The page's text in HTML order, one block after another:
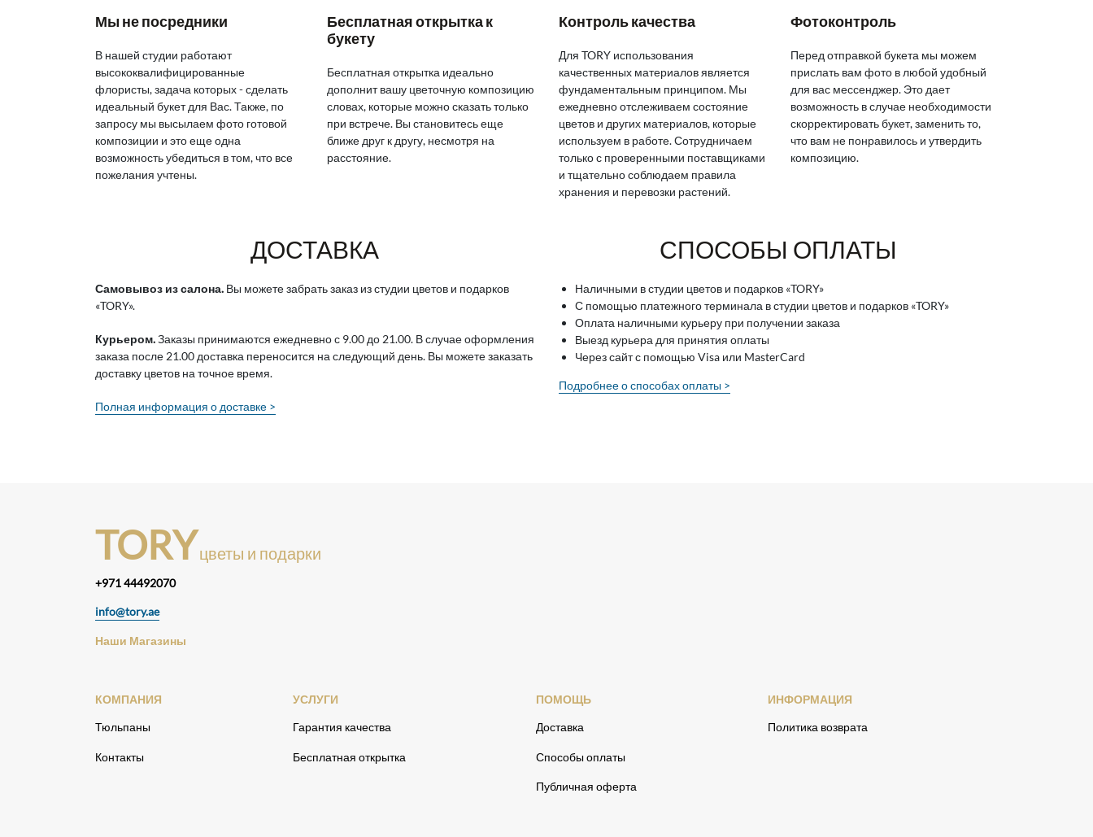
Мы не посредники
В нашей студии работают
высококвалифицированные
флористы, задача которых - сделать
идеальный букет для Вас. Также, по
запросу мы высылаем фото готовой
композиции и это еще одна
возможность убедиться в том, что все
пожелания учтены.
Бесплатная открытка к
букету
Бесплатная открытка идеально
дополнит вашу цветочную композицию
словах, которые можно сказать только
при встрече. Вы становитесь еще
ближе друг к другу, несмотря на
расстояние.
Контроль качества
Для TORY использования
качественных материалов является
фундаментальным принципом. Мы
ежедневно отслеживаем состояние
цветов и других материалов, которые
используем в работе. Сотрудничаем
только с проверенными поставщиками
и тщательно соблюдаем правила
хранения и перевозки растений.
Фотоконтроль
Перед отправкой букета мы можем
прислать вам фото в любой удобный
для вас мессенджер. Это дает
возможность в случае необходимости
скорректировать букет, заменить то,
что вам не понравилось и утвердить
композицию.
ДОСТАВКА
Самовывоз из салона. Вы можете забрать заказ из студии цветов и подарков
«TORY».
Курьером.Заказы принимаются ежедневно с 9.00 до 21.00. В случае оформления
заказа после 21.00 доставка переносится на следующий день. Вы можете заказать
доставку цветов на точное время.
Полная информация о доставке >
СПОСОБЫ ОПЛАТЫ
Наличными в студии цветов и подарков «TORY»
С помощью платежного терминала в студии цветов и подарков «TORY»
Оплата наличными курьеру при получении заказа
Выезд курьера для принятия оплаты
Через сайт с помощью Visa или MasterCard
Подробнее о способах оплаты >
TORYцветы и подарки
+971 44492070
info@tory.ae
Наши Магазины
КОМПАНИЯ
Тюльпаны
Контакты
УСЛУГИ
Гарантия качества
Бесплатная открытка
ПОМОЩЬ
Доставка
Способы оплаты
Публичная оферта
ИНФОРМАЦИЯ
Политика возврата